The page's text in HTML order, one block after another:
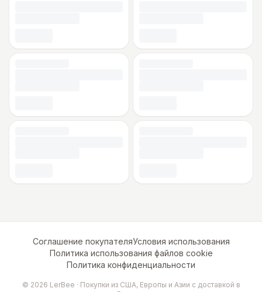
Соглашение покупателяУсловия использования
Политика использования файлов cookie
Политика конфиденциальности
© 2026 LerBee · Покупки из США, Европы и Азии с доставкой в